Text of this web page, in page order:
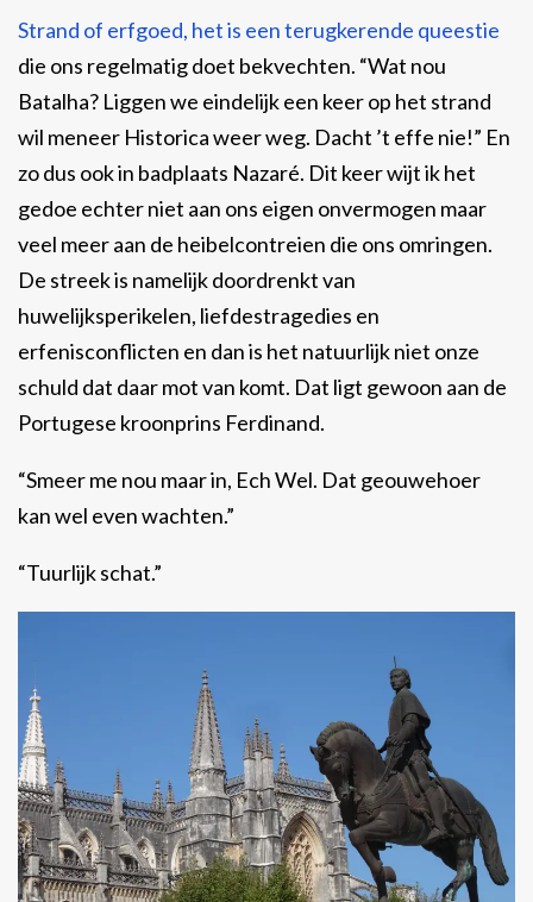
Strand of erfgoed, het is een terugkerende queestie
die ons regelmatig doet bekvechten. “Wat nou
Batalha? Liggen we eindelijk een keer op het strand
wil meneer Historica weer weg. Dacht ’t effe nie!” En
zo dus ook in badplaats Nazaré. Dit keer wijt ik het
gedoe echter niet aan ons eigen onvermogen maar
veel meer aan de heibelcontreien die ons omringen.
De streek is namelijk doordrenkt van
huwelijksperikelen, liefdestragedies en
erfenisconflicten en dan is het natuurlijk niet onze
schuld dat daar mot van komt. Dat ligt gewoon aan de
Portugese kroonprins Ferdinand.
“Smeer me nou maar in, Ech Wel. Dat geouwehoer
kan wel even wachten.”
“Tuurlijk schat.”